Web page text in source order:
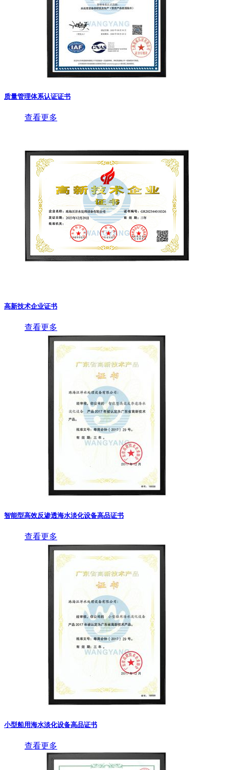
质量管理体系认证证书
查看更多
高新技术企业证书
查看更多
智能型高效反渗透海水淡化设备高品证书
查看更多
小型船用海水淡化设备高品证书
查看更多